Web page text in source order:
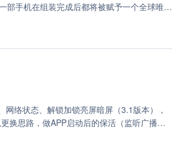
部手机在组装完成后都将被赋予一个全球唯一
GSM（全球移动通信协会）统一分配，授权
ApprovalCode)是"型号核准号码"，一般代
表产地。 3、之后的6位数（SNR)是"串号"，
Number）是区别移动用户的标志，储
0～9的数字。 什么是ICCID？ ICCID：
就是SIM卡序列号，它拥有独一无二的特
编码格式不一样。并且前六位数字为运营商
。
络状态、解锁加锁亮屏暗屏（3.1版本），
换思路，做APP启动后的保活（监听广播启